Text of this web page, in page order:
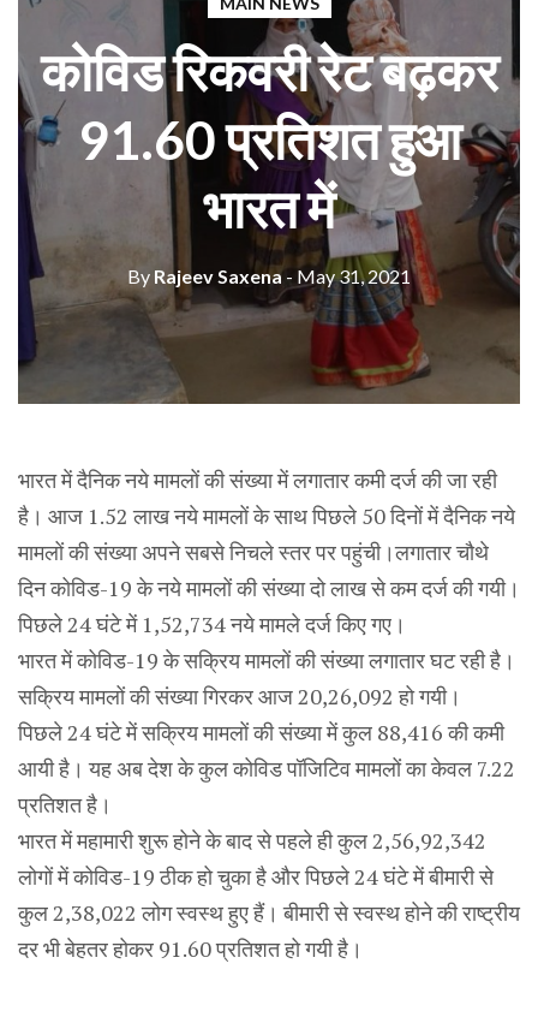
कोविड रिकवरी रेट बढ़कर
91.60 प्रतिशत हुआ
भारत में
By Rajeev Saxena - May 31, 2021
भारत में दैनिक नये मामलों की संख्या में लगातार कमी दर्ज की जा रही
है। आज 1.52 लाख नये मामलों के साथ पिछले 50 दिनों में दैनिक नये
मामलों की संख्या अपने सबसे निचले स्तर पर पहुंची।लगातार चौथे
दिन कोविड-19 के नये मामलों की संख्या दो लाख से कम दर्ज की गयी।
पिछले 24 घंटे में 1,52,734 नये मामले दर्ज किए गए।
भारत में कोविड-19 के सक्रिय मामलों की संख्या लगातार घट रही है।
सक्रिय मामलों की संख्या गिरकर आज 20,26,092 हो गयी।
पिछले 24 घंटे में सक्रिय मामलों की संख्या में कुल 88,416 की कमी
आयी है। यह अब देश के कुल कोविड पॉजिटिव मामलों का केवल 7.22
प्रतिशत है।
भारत में महामारी शुरू होने के बाद से पहले ही कुल 2,56,92,342
लोगों में कोविड-19 ठीक हो चुका है और पिछले 24 घंटे में बीमारी से
कुल 2,38,022 लोग स्वस्थ हुए हैं। बीमारी से स्वस्थ होने की राष्ट्रीय
दर भी बेहतर होकर 91.60 प्रतिशत हो गयी है।